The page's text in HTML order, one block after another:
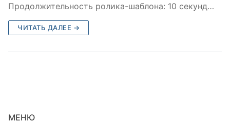
Продолжительность ролика-шаблона: 10 секунд…
ЧИТАТЬ ДАЛЕЕ →
МЕНЮ